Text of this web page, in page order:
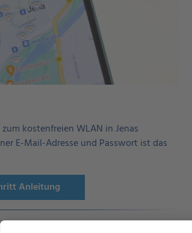
kostenfreien WLAN in Jenas
E-Mail-Adresse und Passwort ist das
Anleitung